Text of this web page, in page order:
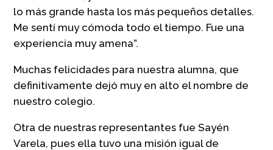
lo más grande hasta los más pequeños detalles.
Me sentí muy cómoda todo el tiempo. Fue una
experiencia muy amena”.
Muchas felicidades para nuestra alumna, que
definitivamente dejó muy en alto el nombre de
nuestro colegio.
Otra de nuestras representantes fue Sayén
Varela, pues ella tuvo una misión igual de